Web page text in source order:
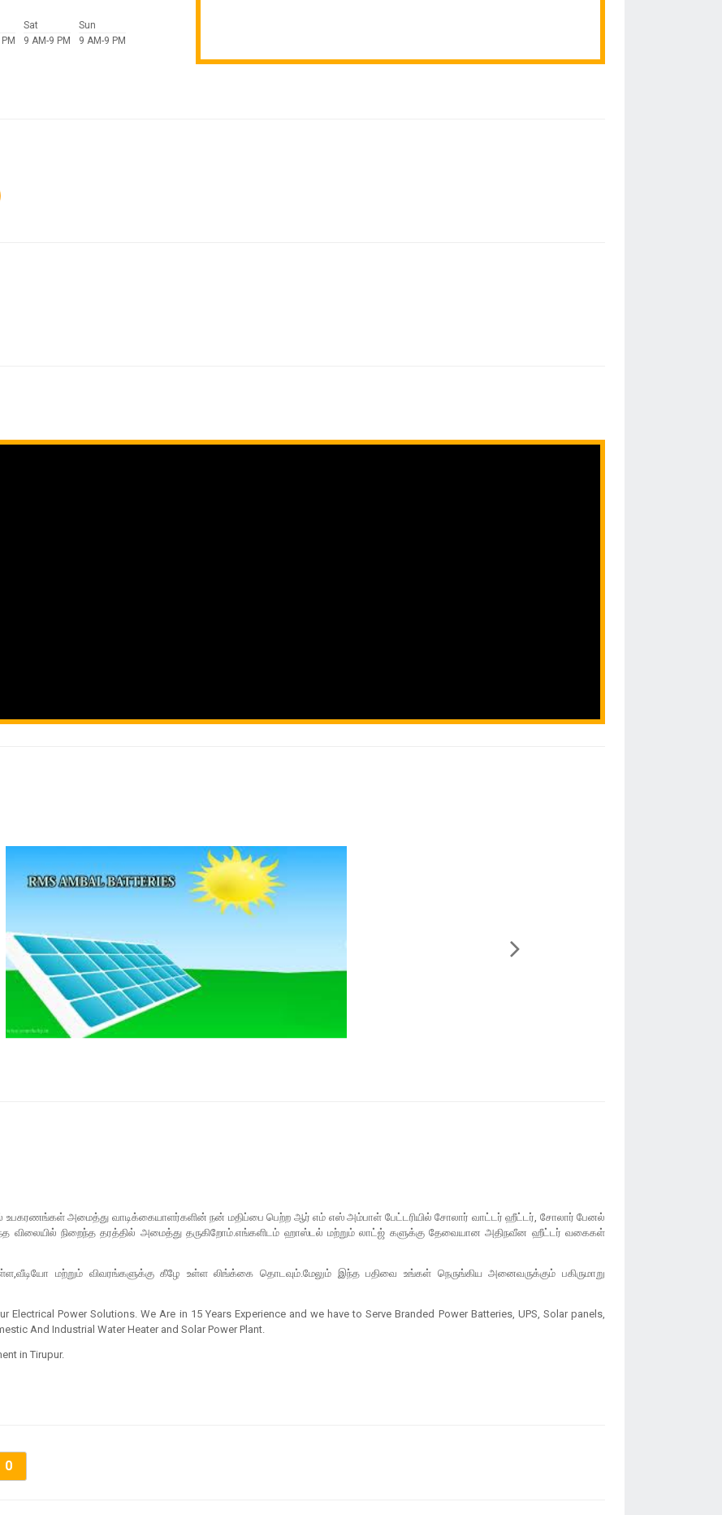
Sat
9 AM-9 PM
Sun
9 AM-9 PM
உபகரணங்கள் அமைத்து வாடிக்கையாளர்களின் நன் மதிப்பை பெற்ற ஆர் எம் எஸ் அம்பாள் பேட்டரியில் சோலார் வாட்டர் ஹீட்டர், சோலார் பேனல்
விலையில் நிறைந்த தரத்தில் அமைத்து தருகிறோம்.எங்களிடம் ஹாஸ்டல் மற்றும் லாட்ஜ் களுக்கு தேவையான அதிநவீன ஹீட்டர் வகைகள்
மற்றும் விவரங்களுக்கு கீழே உள்ள லிங்க்கை தொடவும்.மேலும் இந்த பதிவை உங்கள் நெருங்கிய அனைவருக்கும் பகிருமாறு
Electrical Power Solutions. We Are in 15 Years Experience and we have to Serve Branded Power Batteries, UPS, Solar panels,
And Industrial Water Heater and Solar Power Plant.
in Tirupur.
0